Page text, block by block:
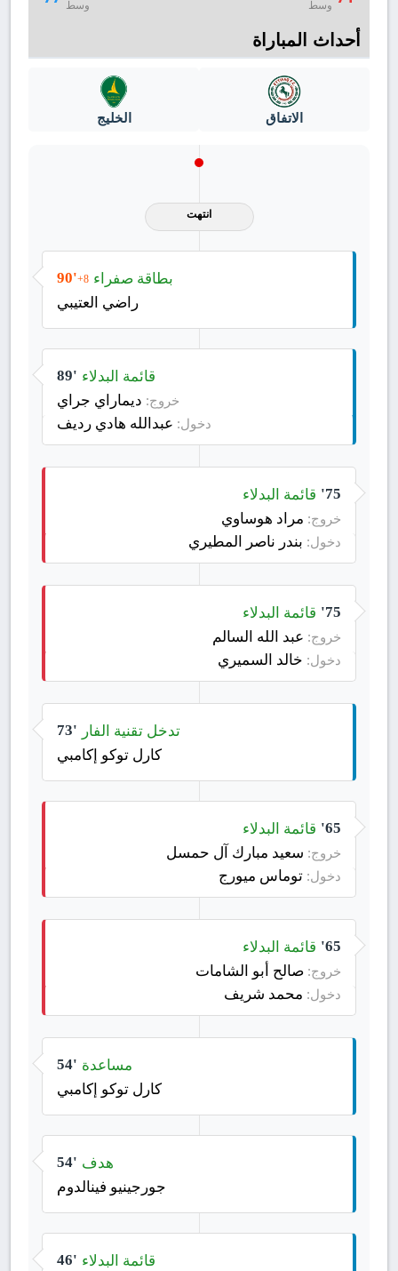
وسط وسط
أحداث المباراة
الاتفاق الخليج
انتهت
90'+8 بطاقة صفراء
راضي العتيبي
89' قائمة البدلاء
خروج: ديماراي جراي
دخول: عبدالله هادي رديف
75' قائمة البدلاء
خروج: مراد هوساوي
دخول: بندر ناصر المطيري
75' قائمة البدلاء
خروج: عبد الله السالم
دخول: خالد السميري
73' تدخل تقنية الفار
كارل توكو إكامبي
65' قائمة البدلاء
خروج: سعيد مبارك آل حمسل
دخول: توماس ميورج
65' قائمة البدلاء
خروج: صالح أبو الشامات
دخول: محمد شريف
54' مساعدة
كارل توكو إكامبي
54' هدف
جورجينيو فينالدوم
46' قائمة البدلاء